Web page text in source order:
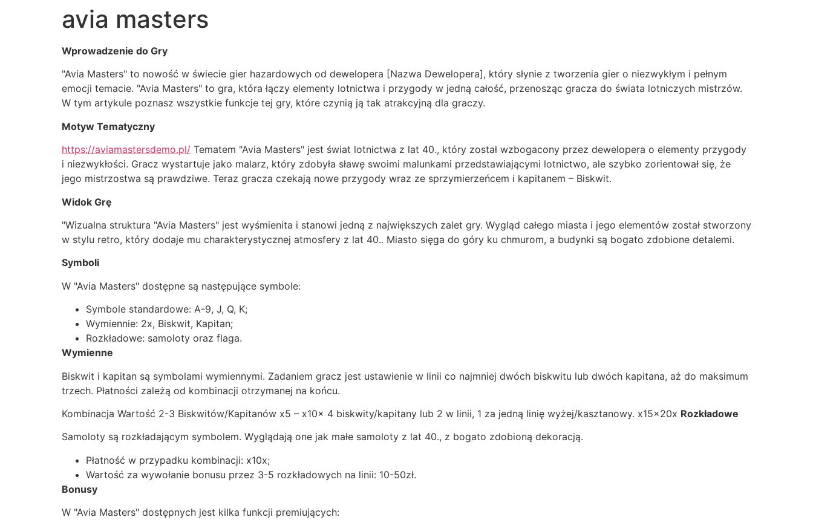
avia masters
Wprowadzenie do Gry
"Avia Masters" to nowość w świecie gier hazardowych od dewelopera [Nazwa Dewelopera], który słynie z tworzenia gier o niezwykłym i pełnym
emocji temacie. "Avia Masters" to gra, która łączy elementy lotnictwa i przygody w jedną całość, przenosząc gracza do świata lotniczych mistrzów.
W tym artykule poznasz wszystkie funkcje tej gry, które czynią ją tak atrakcyjną dla graczy.
Motyw Tematyczny
https://aviamastersdemo.pl/ Tematem "Avia Masters" jest świat lotnictwa z lat 40., który został wzbogacony przez dewelopera o elementy przygody
i niezwykłości. Gracz wystartuje jako malarz, który zdobyła sławę swoimi malunkami przedstawiającymi lotnictwo, ale szybko zorientował się, że
jego mistrzostwa są prawdziwe. Teraz gracza czekają nowe przygody wraz ze sprzymierzeńcem i kapitanem – Biskwit.
Widok Grę
"Wizualna struktura "Avia Masters" jest wyśmienita i stanowi jedną z największych zalet gry. Wygląd całego miasta i jego elementów został stworzony
w stylu retro, który dodaje mu charakterystycznej atmosfery z lat 40.. Miasto sięga do góry ku chmurom, a budynki są bogato zdobione detalemi.
Symboli
W "Avia Masters" dostępne są następujące symbole:
Symbole standardowe: A-9, J, Q, K;
Wymiennie: 2x, Biskwit, Kapitan;
Rozkładowe: samoloty oraz flaga.
Wymienne
Biskwit i kapitan są symbolami wymiennymi. Zadaniem gracz jest ustawienie w linii co najmniej dwóch biskwitu lub dwóch kapitana, aż do maksimum
trzech. Płatności zależą od kombinacji otrzymanej na końcu.
Kombinacja Wartość 2-3 Biskwitów/Kapitanów x5 – x10x 4 biskwity/kapitany lub 2 w linii, 1 za jedną linię wyżej/kasztanowy. x15x20x Rozkładowe
Samoloty są rozkładającym symbolem. Wyglądają one jak małe samoloty z lat 40., z bogato zdobioną dekoracją.
Płatność w przypadku kombinacji: x10x;
Wartość za wywołanie bonusu przez 3-5 rozkładowych na linii: 10-50zł.
Bonusy
W "Avia Masters" dostępnych jest kilka funkcji premiujących: